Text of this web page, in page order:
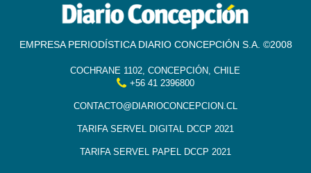
EMPRESA PERIODÍSTICA DIARIO CONCEPCIÓN S.A. ©2008
COCHRANE 1102, CONCEPCIÓN, CHILE
+56 41 2396800
CONTACTO@DIARIOCONCEPCION.CL
TARIFA SERVEL DIGITAL DCCP 2021
TARIFA SERVEL PAPEL DCCP 2021